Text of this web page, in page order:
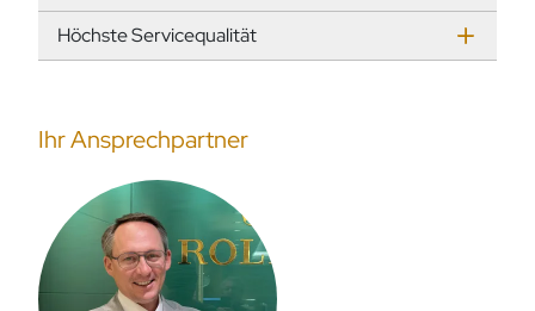
Ihr Ansprechpartner
Höchste Servicequalität